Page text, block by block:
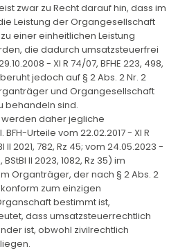
zwar zu Recht darauf hin, dass im
Leistung der Organgesellschaft
einer einheitlichen Leistung
die dadurch umsatzsteuerfrei
- XI R 74/07, BFHE 223, 498,
jedoch auf § 2 Abs. 2 Nr. 2
und Organgesellschaft
behandeln sind.
daher jegliche
Urteile vom 22.02.2017 - XI R
II 2021, 782, Rz 45; vom 24.05.2023 -
BStBl II 2023, 1082, Rz 35) im
Organträger, der nach § 2 Abs. 2
zum einzigen
bestimmt ist,
dass umsatzsteuerrechtlich
ist, obwohl zivilrechtlich